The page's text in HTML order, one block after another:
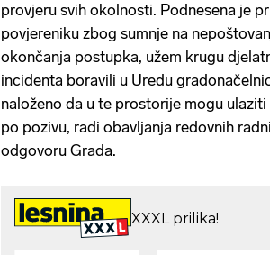
provjeru svih okolnosti. Podnesena je
povjereniku zbog sumnje na
okončanja postupka, užem krugu
incidenta boravili u Uredu
naloženo da u te prostorije mogu
po pozivu, radi obavljanja redovnih
odgovoru Grada.